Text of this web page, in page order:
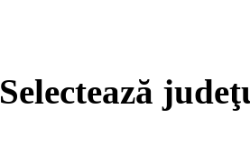
Selectează